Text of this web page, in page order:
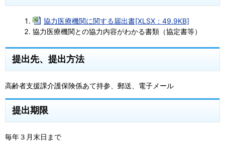
協力医療機関に関する届出書[XLSX：49.9KB]
協力医療機関との協力内容がわかる書類（協定書等）
提出先、提出方法
高齢者支援課介護保険係あて持参、郵送、電子メール
提出期限
毎年３月末日まで